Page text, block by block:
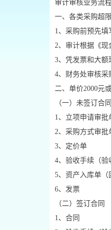
审计审核业务流
一、各类采购超
1、采购前预先填
2、审计根据《
3、凭发票和大
4、财务处审核采
二、单价2000元
（一）未签订合同
1、立项申请审批
2、采购方式审批
3、定价单
4、验收手续（验
5、资产入库单（
6、发票
（二）签订合同
1、合同